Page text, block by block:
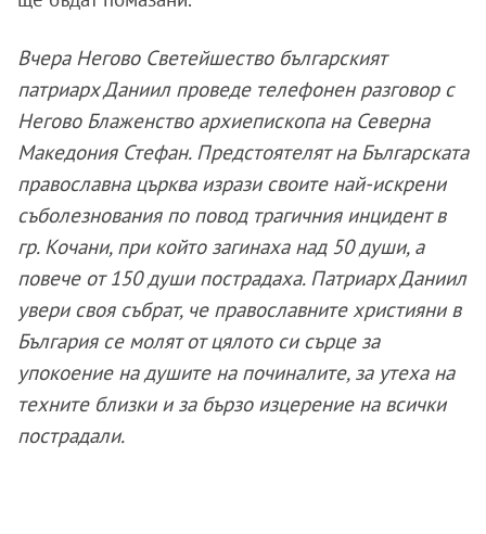
Вчера Негово Светейшество българският
патриарх Даниил проведе телефонен разговор с
Негово Блаженство архиепископа на Северна
Македония Стефан. Предстоятелят на Българската
православна църква изрази своите най-искрени
съболезнования по повод трагичния инцидент в
гр. Кочани, при който загинаха над 50 души, а
повече от 150 души пострадаха. Патриарх Даниил
увери своя събрат, че православните християни в
България се молят от цялото си сърце за
упокоение на душите на починалите, за утеха на
техните близки и за бързо изцерение на всички
пострадали.